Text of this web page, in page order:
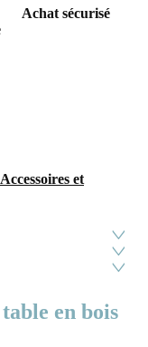
Achat sécurisé
et
en bois